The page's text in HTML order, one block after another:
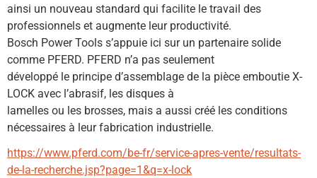
ainsi un nouveau standard qui facilite le travail des
professionnels et augmente leur productivité.
Bosch Power Tools s’appuie ici sur un partenaire solide
comme PFERD. PFERD n’a pas seulement
développé le principe d’assemblage de la pièce emboutie X-
LOCK avec l’abrasif, les disques à
lamelles ou les brosses, mais a aussi créé les conditions
nécessaires à leur fabrication industrielle.
https://www.pferd.com/be-fr/service-apres-vente/resultats-
de-la-recherche.jsp?page=1&q=x-lock